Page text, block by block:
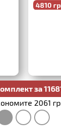
4810
за
2061